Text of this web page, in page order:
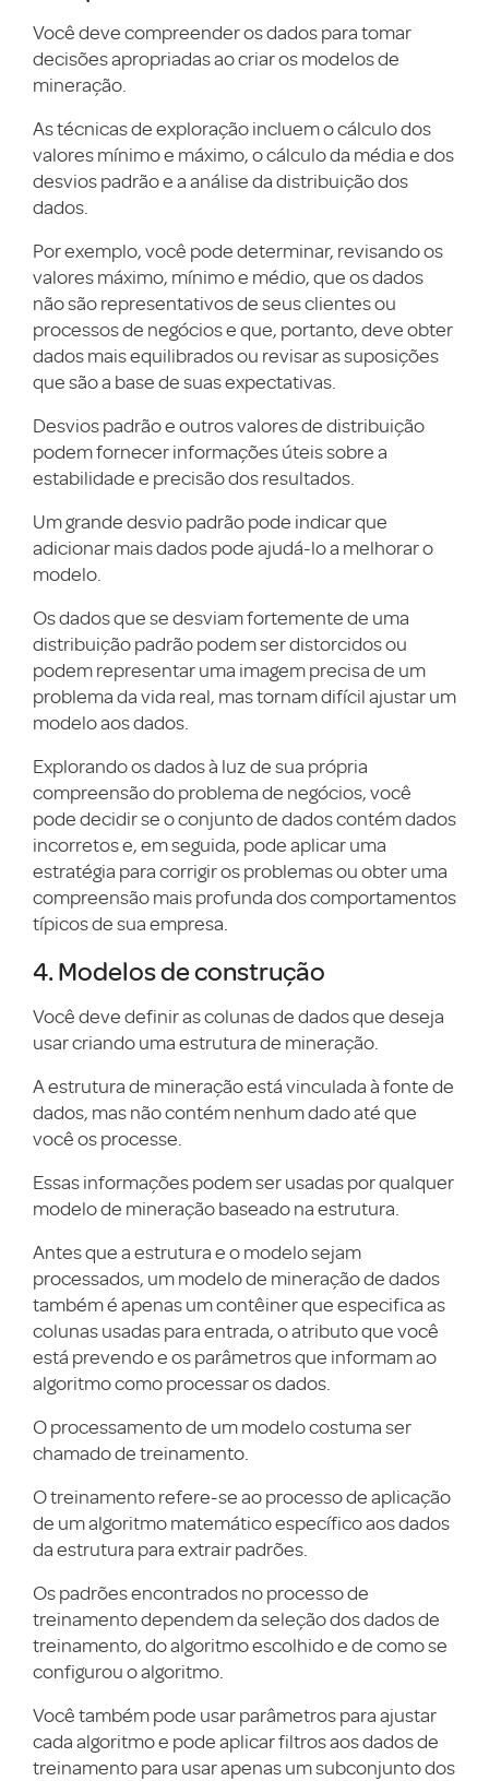
Você deve compreender os dados para tomar
decisões apropriadas ao criar os modelos de
mineração.
As técnicas de exploração incluem o cálculo dos
valores mínimo e máximo, o cálculo da média e dos
desvios padrão e a análise da distribuição dos
dados.
Por exemplo, você pode determinar, revisando os
valores máximo, mínimo e médio, que os dados
não são representativos de seus clientes ou
processos de negócios e que, portanto, deve obter
dados mais equilibrados ou revisar as suposições
que são a base de suas expectativas.
Desvios padrão e outros valores de distribuição
podem fornecer informações úteis sobre a
estabilidade e precisão dos resultados.
Um grande desvio padrão pode indicar que
adicionar mais dados pode ajudá-lo a melhorar o
modelo.
Os dados que se desviam fortemente de uma
distribuição padrão podem ser distorcidos ou
podem representar uma imagem precisa de um
problema da vida real, mas tornam difícil ajustar um
modelo aos dados.
Explorando os dados à luz de sua própria
compreensão do problema de negócios, você
pode decidir se o conjunto de dados contém dados
incorretos e, em seguida, pode aplicar uma
estratégia para corrigir os problemas ou obter uma
compreensão mais profunda dos comportamentos
típicos de sua empresa.
4. Modelos de construção
Você deve definir as colunas de dados que deseja
usar criando uma estrutura de mineração.
A estrutura de mineração está vinculada à fonte de
dados, mas não contém nenhum dado até que
você os processe.
Essas informações podem ser usadas por qualquer
modelo de mineração baseado na estrutura.
Antes que a estrutura e o modelo sejam
processados, um modelo de mineração de dados
também é apenas um contêiner que especifica as
colunas usadas para entrada, o atributo que você
está prevendo e os parâmetros que informam ao
algoritmo como processar os dados.
O processamento de um modelo costuma ser
chamado de treinamento.
O treinamento refere-se ao processo de aplicação
de um algoritmo matemático específico aos dados
da estrutura para extrair padrões.
Os padrões encontrados no processo de
treinamento dependem da seleção dos dados de
treinamento, do algoritmo escolhido e de como se
configurou o algoritmo.
Você também pode usar parâmetros para ajustar
cada algoritmo e pode aplicar filtros aos dados de
treinamento para usar apenas um subconjunto dos